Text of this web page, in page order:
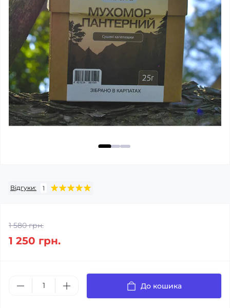
Відгуки: 1
1 580 грн.
1 250 грн.
До кошика